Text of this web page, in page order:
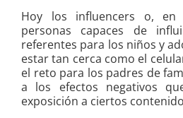
Hoy los influencers o, en
personas capaces de
referentes para los niños y
estar tan cerca como el
el reto para los padres de
a los efectos negativos
exposición a ciertos